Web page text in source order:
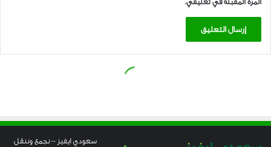
سعودي ايفيز – نجمع وننقل